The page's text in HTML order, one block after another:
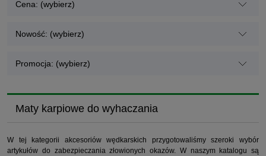
Cena: (wybierz)
Nowość: (wybierz)
Promocja: (wybierz)
Maty karpiowe do wyhaczania
W tej kategorii akcesoriów wędkarskich przygotowaliśmy szeroki wybór
artykułów do zabezpieczania złowionych okazów. W naszym katalogu są